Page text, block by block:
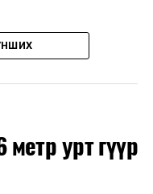
үйлчилгээг
уу.
метр урт гүүр